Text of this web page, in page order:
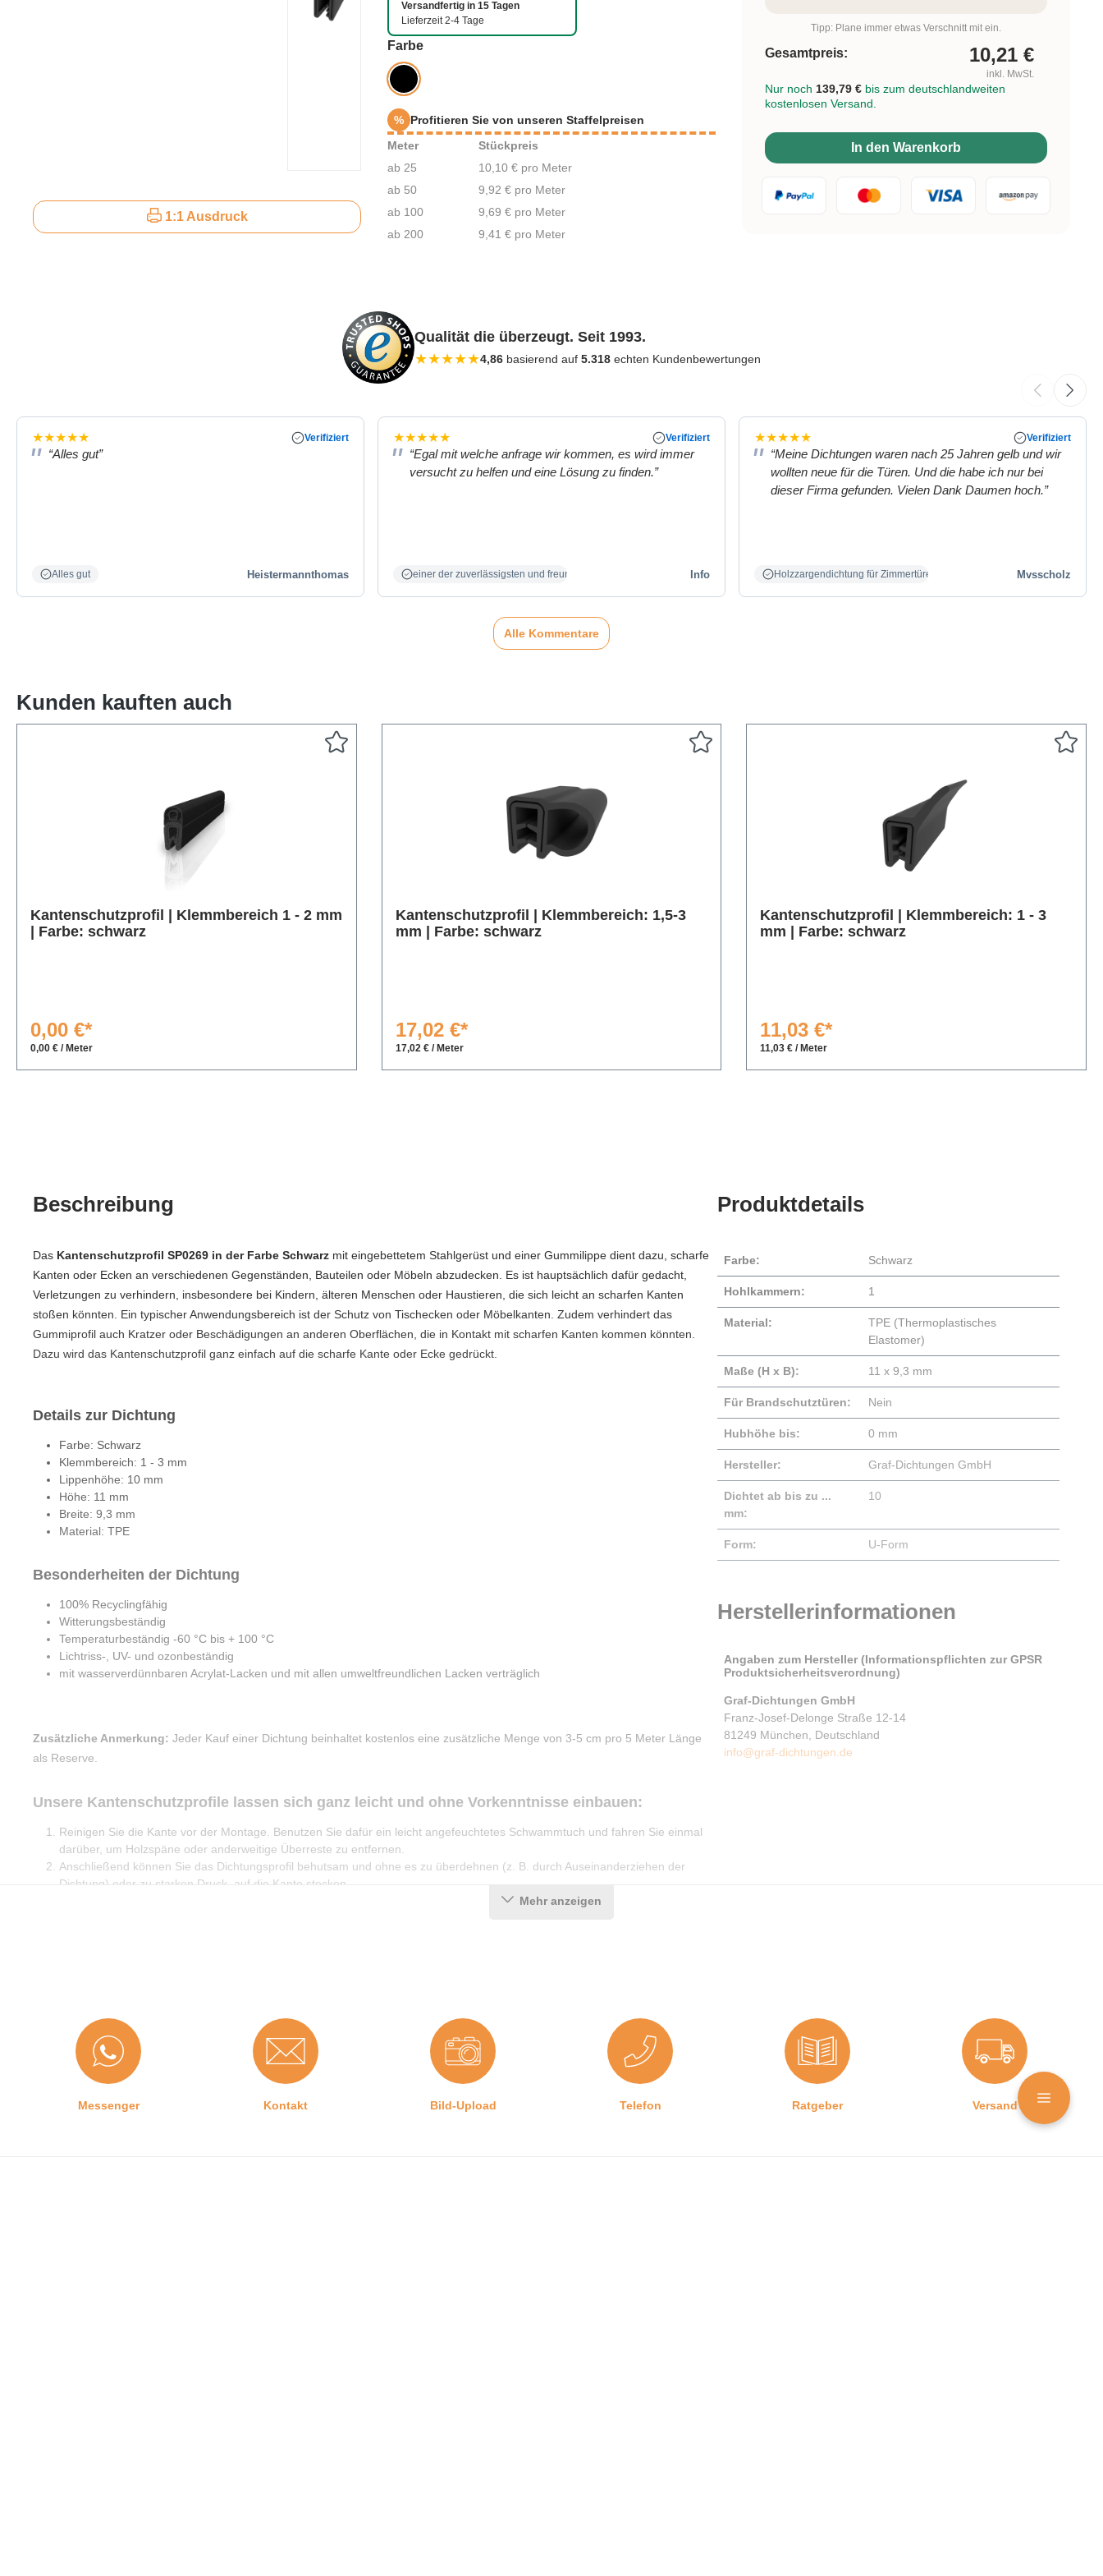
1:1 Ausdruck
Versandfertig in 15 Tagen
Lieferzeit 2-4 Tage
Farbeauswählen
% Profitieren Sie von unseren Staffelpreisen
Meter
Stückpreis
ab 25
10,10 € pro Meter
ab 50
9,92 € pro Meter
ab 100
9,69 € pro Meter
ab 200
9,41 € pro Meter
Tipp: Plane immer etwas Verschnitt mit ein.
Gesamtpreis: 10,21 €
inkl. MwSt.
Nur noch 139,79 € bis zum deutschlandweiten
kostenlosen Versand.
In den Warenkorb
Qualität die überzeugt. Seit 1993.
★★★★★4,86 basierend auf 5.318 echten Kundenbewertungen
★★★★★ Verifiziert
“Alles gut”
Alles gut Heistermannthomas
★★★★★ Verifiziert
“Egal mit welche anfrage wir kommen, es wird immer
versucht zu helfen und eine Lösung zu finden.”
einer der zuverlässigsten und freundlichsten Partner Info
★★★★★ Verifiziert
“Meine Dichtungen waren nach 25 Jahren gelb und wir
wollten neue für die Türen. Und die habe ich nur bei
dieser Firma gefunden. Vielen Dank Daumen hoch.”
Holzzargendichtung für Zimmertüren weiß. Mvsscholz
Alle Kommentare
Kunden kauften auch
Kantenschutzprofil | Klemmbereich 1 - 2 mm
| Farbe: schwarz
0,00 €*
0,00 € / Meter
Kantenschutzprofil | Klemmbereich: 1,5-3
mm | Farbe: schwarz
17,02 €*
17,02 € / Meter
Kantenschutzprofil | Klemmbereich: 1 - 3
mm | Farbe: schwarz
11,03 €*
11,03 € / Meter
Beschreibung
Das Kantenschutzprofil SP0269 in der Farbe Schwarz mit eingebettetem Stahlgerüst und einer Gummilippe dient dazu, scharfe
Kanten oder Ecken an verschiedenen Gegenständen, Bauteilen oder Möbeln abzudecken. Es ist hauptsächlich dafür gedacht,
Verletzungen zu verhindern, insbesondere bei Kindern, älteren Menschen oder Haustieren, die sich leicht an scharfen Kanten
stoßen könnten. Ein typischer Anwendungsbereich ist der Schutz von Tischecken oder Möbelkanten. Zudem verhindert das
Gummiprofil auch Kratzer oder Beschädigungen an anderen Oberflächen, die in Kontakt mit scharfen Kanten kommen könnten.
Dazu wird das Kantenschutzprofil ganz einfach auf die scharfe Kante oder Ecke gedrückt.
Details zur Dichtung
Farbe: Schwarz
Klemmbereich: 1 - 3 mm
Lippenhöhe: 10 mm
Höhe: 11 mm
Breite: 9,3 mm
Material: TPE
Besonderheiten der Dichtung
100% Recyclingfähig
Witterungsbeständig
Temperaturbeständig -60 °C bis + 100 °C
Lichtriss-, UV- und ozonbeständig
mit wasserverdünnbaren Acrylat-Lacken und mit allen umweltfreundlichen Lacken verträglich
Zusätzliche Anmerkung: Jeder Kauf einer Dichtung beinhaltet kostenlos eine zusätzliche Menge von 3-5 cm pro 5 Meter Länge
als Reserve.
Unsere Kantenschutzprofile lassen sich ganz leicht und ohne Vorkenntnisse einbauen:
Reinigen Sie die Kante vor der Montage. Benutzen Sie dafür ein leicht angefeuchtetes Schwammtuch und fahren Sie einmal
darüber, um Holzspäne oder anderweitige Überreste zu entfernen.
Anschließend können Sie das Dichtungsprofil behutsam und ohne es zu überdehnen (z. B. durch Auseinanderziehen der
Dichtung) oder zu starken Druck, auf die Kante stecken.
Produktdetails
Farbe: Schwarz
Hohlkammern: 1
Material:
TPE (Thermoplastisches
Elastomer)
Maße (H x B): 11 x 9,3 mm
Für Brandschutztüren: Nein
Hubhöhe bis: 0 mm
Hersteller: Graf-Dichtungen GmbH
Dichtet ab bis zu ...
mm:
10
Form: U-Form
Herstellerinformationen
Angaben zum Hersteller (Informationspflichten zur GPSR
Produktsicherheitsverordnung)
Graf-Dichtungen GmbH
Franz-Josef-Delonge Straße 12-14
81249 München, Deutschland
info@graf-dichtungen.de
Mehr anzeigen
Messenger Kontakt Bild-Upload Telefon Ratgeber Versand